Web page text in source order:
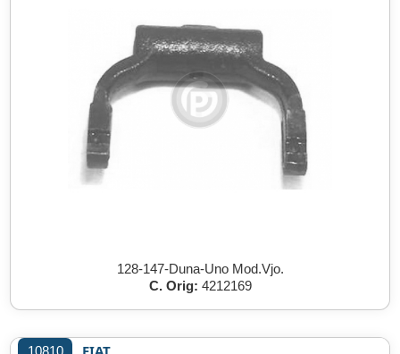
128-147-Duna-Uno Mod.Vjo.
C. Orig: 4212169